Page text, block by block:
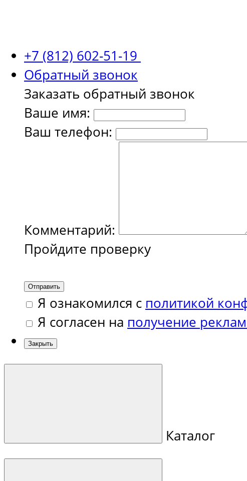
+7 (812) 602-51-19
Обратный звонок
Заказать обратный звонок
Ваше имя:
Ваш телефон:
Комментарий:
Пройдите проверку
Отправить
Я ознакомился с политикой
Я согласен на получение
Закрыть
Каталог